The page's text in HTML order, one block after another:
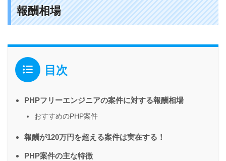
報酬相場
目次
PHPフリーエンジニアの案件に対する報酬相場
おすすめのPHP案件
報酬が120万円を超える案件は実在する！
PHP案件の主な特徴